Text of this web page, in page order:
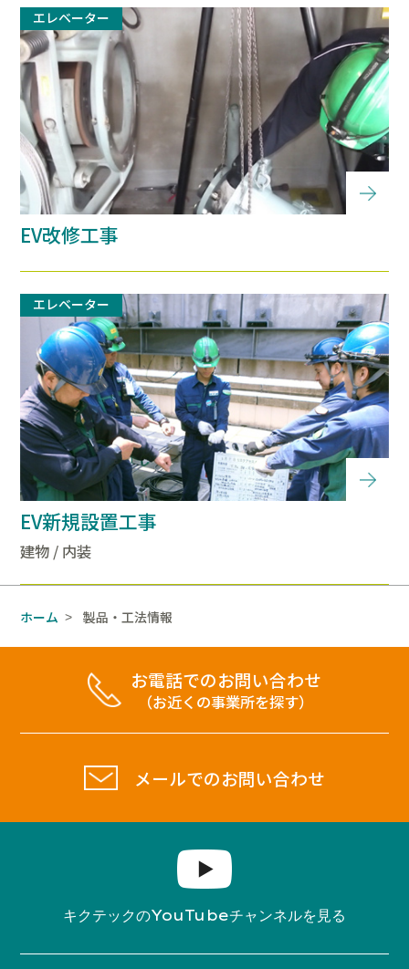
エレベーター
EV改修工事
エレベーター
EV新規設置工事
建物 / 内装
ホーム > 製品・工法情報
お電話でのお問い合わせ
（お近くの事業所を探す）
メールでのお問い合わせ
キクテックのYouTubeチャンネルを見る